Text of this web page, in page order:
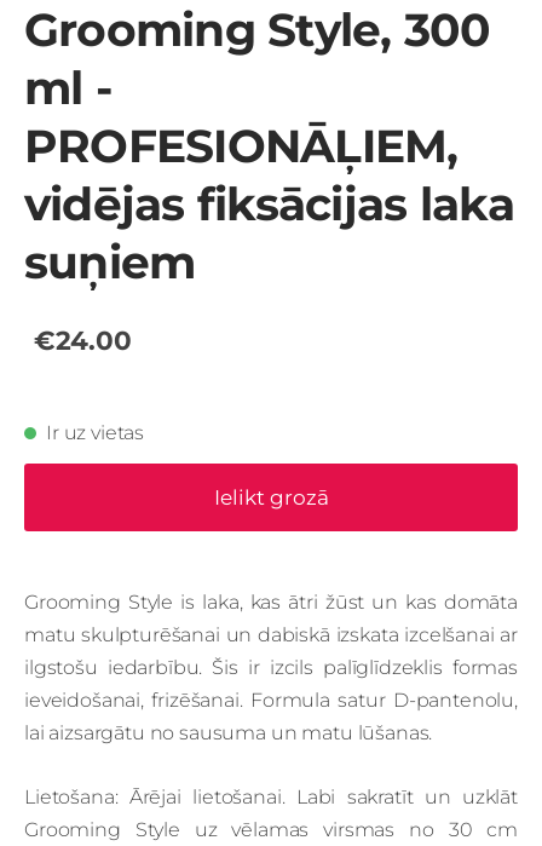
Grooming Style, 300
ml -
PROFESIONĀĻIEM,
vidējas fiksācijas laka
suņiem
€24.00
Ir uz vietas
Ielikt grozā
Grooming Style is laka, kas ātri žūst un kas domāta
matu skulpturēšanai un dabiskā izskata izcelšanai ar
ilgstošu iedarbību. Šis ir izcils palīglīdzeklis formas
ieveidošanai, frizēšanai. Formula satur D-pantenolu,
lai aizsargātu no sausuma un matu lūšanas.
Lietošana: Ārējai lietošanai. Labi sakratīt un uzklāt
Grooming Style uz vēlamas virsmas no 30 cm